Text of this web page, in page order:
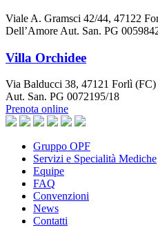
Viale A. Gramsci 42/44, 47122
Dell’Amore Aut. San. PG
Villa Orchidee
Via Balducci 38, 47121 Forlì
Aut. San. PG 0072195/18
Prenota online
Gruppo OPF
Servizi e Specialità Mediche
Equipe
FAQ
Convenzioni
News
Contatti